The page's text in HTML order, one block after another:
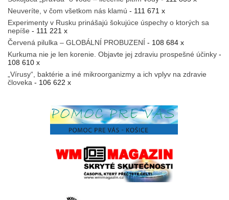
Neuveríte, v čom všetkom nás klamú - 111 671 x
Experimenty v Rusku prinášajú šokujúce úspechy o ktorých sa
nepíše - 111 221 x
Červená pilulka – GLOBÁLNÍ PROBUZENÍ - 108 684 x
Kurkuma nie je len korenie. Objavte jej zdraviu prospešné účinky -
108 610 x
„Vírusy“, baktérie a iné mikroorganizmy a ich vplyv na zdravie
človeka - 106 622 x